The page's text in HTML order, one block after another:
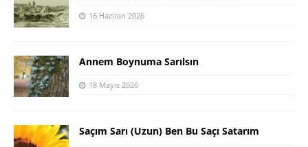
16 Haziran 2026
Annem Boynuma Sarılsın
18 Mayıs 2026
Saçım Sarı (Uzun) Ben Bu Saçı Satarım